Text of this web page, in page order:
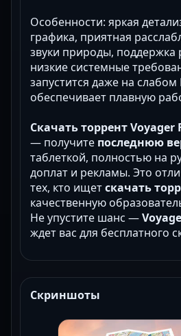
Особенности: яркая
графика, приятная
звуки природы, поддержка
низкие системные
запустится даже на
обеспечивает плавную
Скачать торрент Voyager
— получите последнюю
таблеткой, полностью на
доплат и рекламы. Это
тех, кто ищетскачать
качественную
Не упустите шанс —
ждет вас для бесплатного
Скриншоты